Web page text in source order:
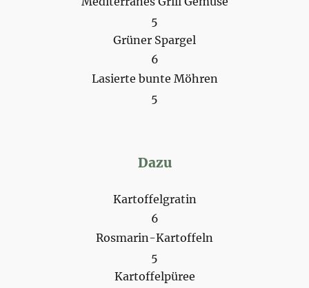
5
Grüner Spargel
6
Lasierte bunte Möhren
5
Dazu
Kartoffelgratin
6
Rosmarin-Kartoffeln
5
Kartoffelpüree